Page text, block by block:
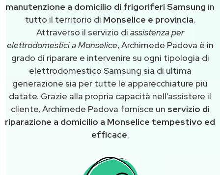
manutenzione a domicilio di frigoriferi Samsung in
tutto il territorio di Monselice e provincia.
Attraverso il servizio di assistenza per
elettrodomestici a Monselice, Archimede Padova è in
grado di riparare e intervenire su ogni tipologia di
elettrodomestico Samsung sia di ultima
generazione sia per tutte le apparecchiature più
datate. Grazie alla propria capacità nell’assistere il
cliente, Archimede Padova fornisce un servizio di
riparazione a domicilio a Monselice tempestivo ed
efficace.